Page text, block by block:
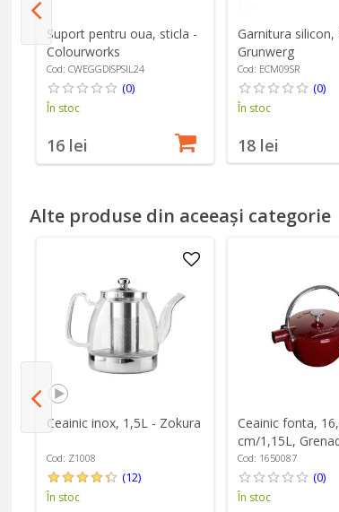
Suport pentru oua, sticla -
Colourworks
Cod: CWEGGDISPSIL24
(0)
În stoc
16 lei
Garnitura silicon,
Grunwerg
Cod: ECM09SR
(0)
În stoc
18 lei
Alte produse din aceeași categorie
Ceainic inox, 1,5L - Zokura
Cod: Z1008
(12)
În stoc
Ceainic fonta,
cm/1,15L,
Staub
Cod: 1650087
(0)
În stoc